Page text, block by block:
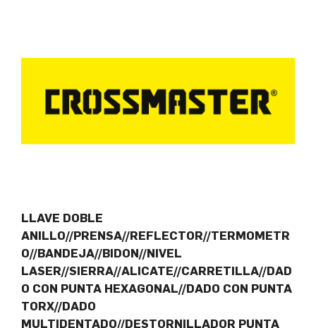
LLAVE DOBLE
ANILLO//PRENSA//REFLECTOR//TERMOMETR
O//BANDEJA//BIDON//NIVEL
LASER//SIERRA//ALICATE//CARRETILLA//DAD
O CON PUNTA HEXAGONAL//DADO CON PUNTA
TORX//DADO
MULTIDENTADO//DESTORNILLADOR PUNTA